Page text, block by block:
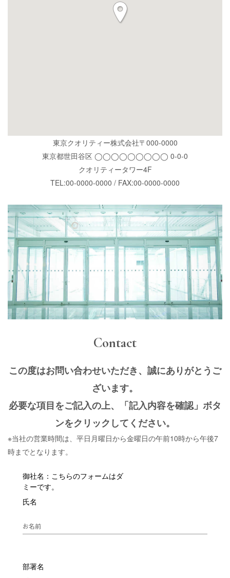
東京クオリティー株式会社〒000-0000
東京都世田谷区 ◯◯◯◯◯◯◯◯◯ 0-0-0
クオリティータワー4F
TEL:00-0000-0000 / FAX:00-0000-0000
Contact
この度はお問い合わせいただき、誠にありがとうご
ざいます。
必要な項目をご記入の上、「記入内容を確認」ボタ
ンをクリックしてください。
※当社の営業時間は、平日月曜日から金曜日の午前10時から午後7
時までとなります。